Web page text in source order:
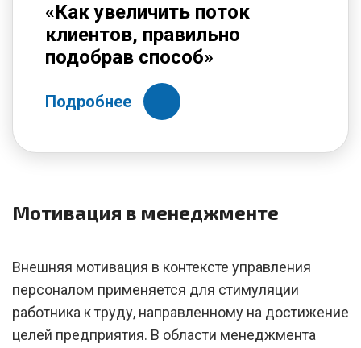
«Как увеличить поток
клиентов, правильно
подобрав способ»
Подробнее
Мотивация в менеджменте
Внешняя мотивация в контексте управления
персоналом применяется для стимуляции
работника к труду, направленному на достижение
целей предприятия. В области менеджмента